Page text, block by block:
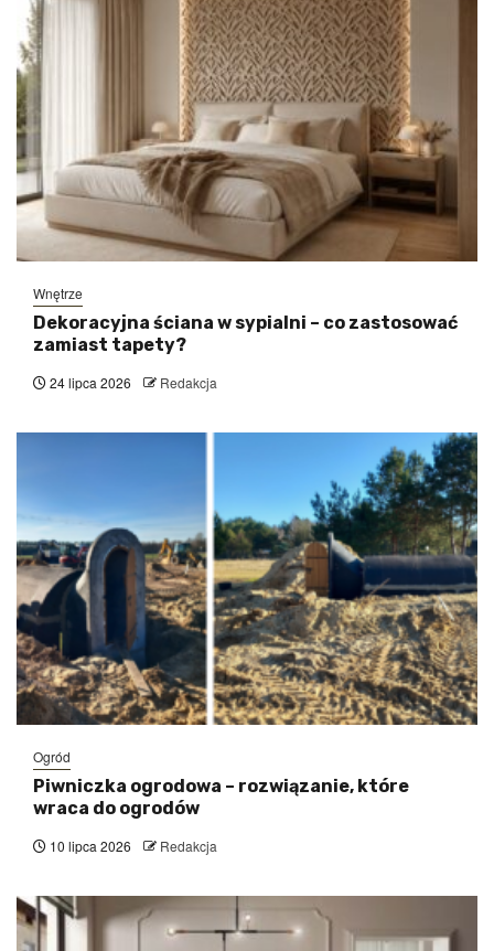
Wnętrze
Dekoracyjna ściana w sypialni – co zastosować
zamiast tapety?
24 lipca 2026 Redakcja
Ogród
Piwniczka ogrodowa – rozwiązanie, które
wraca do ogrodów
10 lipca 2026 Redakcja